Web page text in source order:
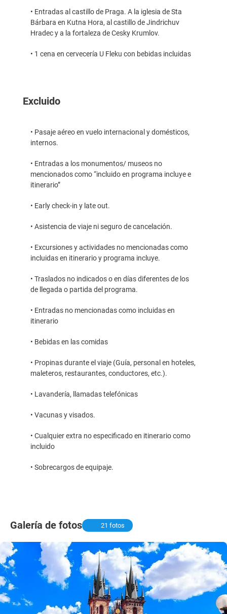
• Entradas al castillo de Praga. A la iglesia de Sta
Bárbara en Kutna Hora, al castillo de Jindrichuv
Hradec y a la fortaleza de Cesky Krumlov.
• 1 cena en cervecería U Fleku con bebidas incluidas
Excluido
• Pasaje aéreo en vuelo internacional y domésticos,
internos.
• Entradas a los monumentos/ museos no
mencionados como “incluido en programa incluye e
itinerario”
• Early check-in y late out.
• Asistencia de viaje ni seguro de cancelación.
• Excursiones y actividades no mencionadas como
incluidas en itinerario y programa incluye.
• Traslados no indicados o en días diferentes de los
de llegada o partida del programa.
• Entradas no mencionadas como incluidas en
itinerario
• Bebidas en las comidas
• Propinas durante el viaje (Guía, personal en hoteles,
maleteros, restaurantes, conductores, etc.).
• Lavandería, llamadas telefónicas
• Vacunas y visados.
• Cualquier extra no especificado en itinerario como
incluido
• Sobrecargos de equipaje.
Galería de fotos 21 fotos